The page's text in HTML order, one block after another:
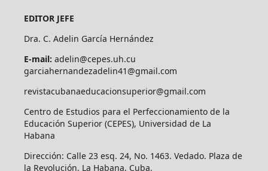
EDITOR JEFE
Dra. C. Adelin García Hernández
E-mail: adelin@cepes.uh.cu
garciahernandezadelin41@gmail.com
revistacubanaeducacionsuperior@gmail.com
Centro de Estudios para el Perfeccionamiento de la
Educación Superior (CEPES), Universidad de La
Habana
Dirección: Calle 23 esq. 24, No. 1463. Vedado. Plaza de
la Revolución. La Habana, Cuba.